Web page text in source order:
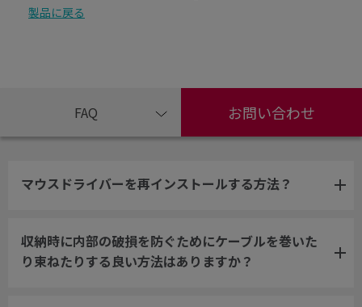
製品に戻る
FAQ お問い合わせ
マウスドライバーを再インストールする方法？
収納時に内部の破損を防ぐためにケーブルを巻いた
り束ねたりする良い方法はありますか？